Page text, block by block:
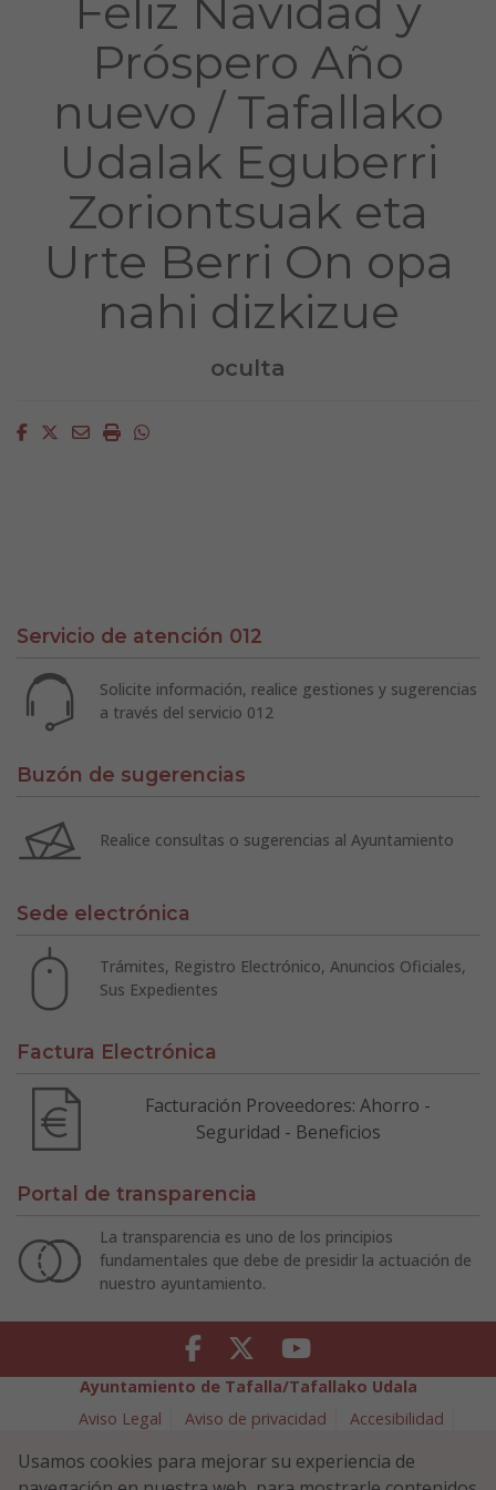
Feliz Navidad y
Próspero Año
nuevo / Tafallako
Udalak Eguberri
Zoriontsuak eta
Urte Berri On opa
nahi dizkizue
oculta
Facebook
Twitter
EmailImprimirWhatsapp
Servicio de atención 012
Solicite información, realice gestiones y sugerencias
a través del servicio 012
Buzón de sugerencias
Realice consultas o sugerencias al Ayuntamiento
Sede electrónica
Trámites, Registro Electrónico, Anuncios Oficiales,
Sus Expedientes
Factura Electrónica
Facturación Proveedores: Ahorro -
Seguridad - Beneficios
Portal de transparencia
La transparencia es uno de los principios
fundamentales que debe de presidir la actuación de
nuestro ayuntamiento.
Facebook Twitter Youtube
Ayuntamiento de Tafalla/Tafallako Udala
Aviso Legal
Aviso de privacidad
Accesibilidad
Política de Seguridad de la Información
Usamos cookies para mejorar su experiencia de